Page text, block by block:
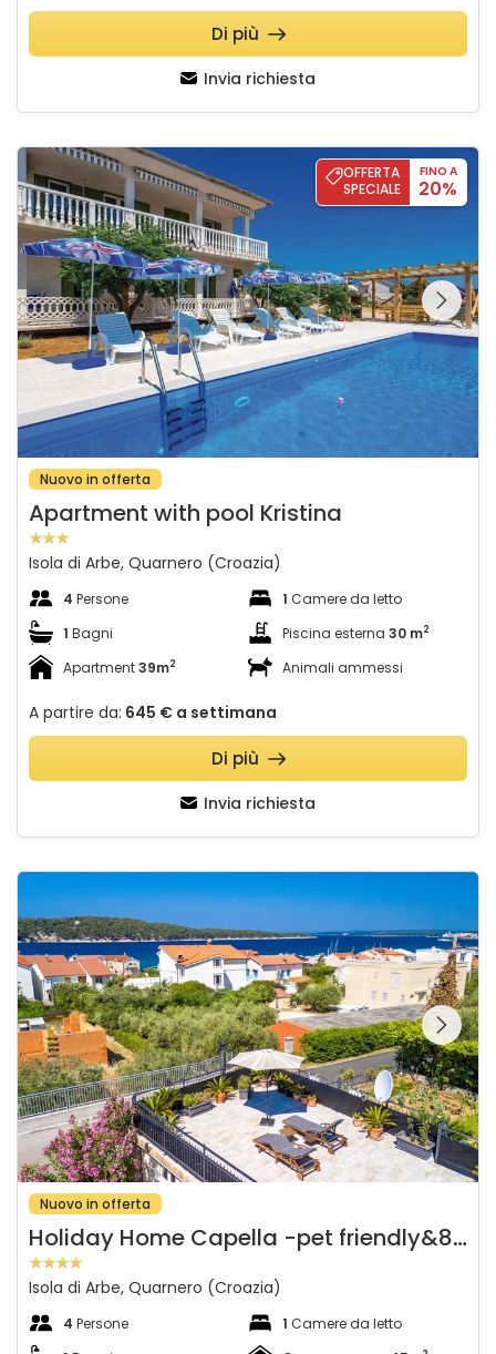
Invia richiesta
Di più
Apartment with pool Kristina
OFFERTA
SPECIALE
FINO A
20%
Guardate l'intera
galleria sulla
Nuovo in offerta
Apartment with pool Kristina
Isola di Arbe, Quarnero (Croazia)
4 Persone 1 Camere da letto
1 Bagni Piscina esterna 30 m2
Apartment39m2 Animali ammessi
A partire da: 645 € a settimana
Invia richiesta
Di più
Holiday Home Capella -pet friendly&80m from the sea-
Guardate l'intera
galleria sulla
Nuovo in offerta
H
oliday Home Capella -pet friendly&80m from the sea- Island of Rab
Isola di Arbe, Quarnero (Croazia)
4 Persone 1 Camere da letto